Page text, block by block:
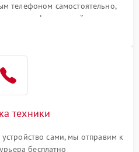
телефоном самостоятельно,
телефона на сайте
техники
сами, мы отправим к
бесплатно